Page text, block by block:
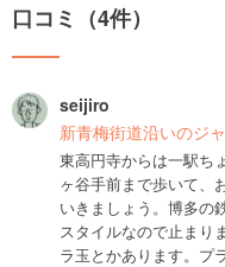
口コミ（4件）
seijiro
新青梅街道沿いのジ
東高円寺からは一駅ち
ヶ谷手前まで歩いて、
いきましょう。博多の
スタイルなので止まり
ラ玉とかあります。プ